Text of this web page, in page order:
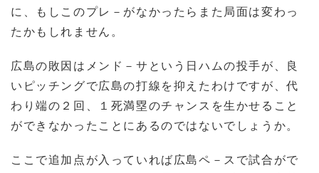
に、もしこのプレ－がなかったらまた局面は変わっ
たかもしれません。
広島の敗因はメンド－サという日ハムの投手が、良
いピッチングで広島の打線を抑えたわけですが、代
わり端の２回、１死満塁のチャンスを生かせること
ができなかったことにあるのではないでしょうか。
ここで追加点が入っていれば広島ペ－スで試合がで